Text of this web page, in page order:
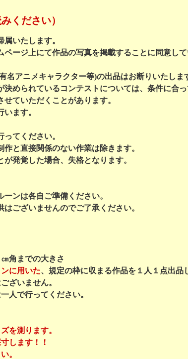
ください）
いたします。
ージ上にて作品の写真を掲載することに同意して
アニメキャラクター等)の出品はお断りいたしま
められているコンテストについては、条件に合っ
ていただくことがあります。
ます。
てください。
と直接関係のない作業は除きます。
発覚した場合、失格となります。
ンは各自ご準備ください。
ございませんのでご了承ください。
角までの大きさ
に用いた、規定の枠に収まる作品を１人１点出品
ざいません。
人で行ってください。
を測ります。
します！！
。